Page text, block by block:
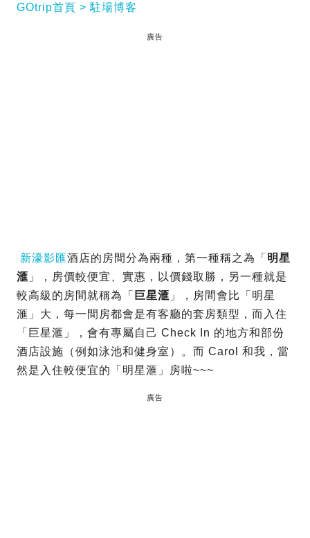
GOtrip首頁 駐場博客
廣告
新濠影匯酒店的房間分為兩種，第一種稱之為「 明星
滙 」，房價較便宜、實惠，以價錢取勝，另一種就是
較高級的房間就稱為「 巨星滙 」，房間會比「明星
滙」大，每一間房都會是有客廳的套房類型，而入住
「巨星滙」，會有專屬自己 Check In 的地方和部份
酒店設施（例如泳池和健身室）。而 Carol 和我，當
然是入住較便宜的「明星滙」房啦~~~
廣告